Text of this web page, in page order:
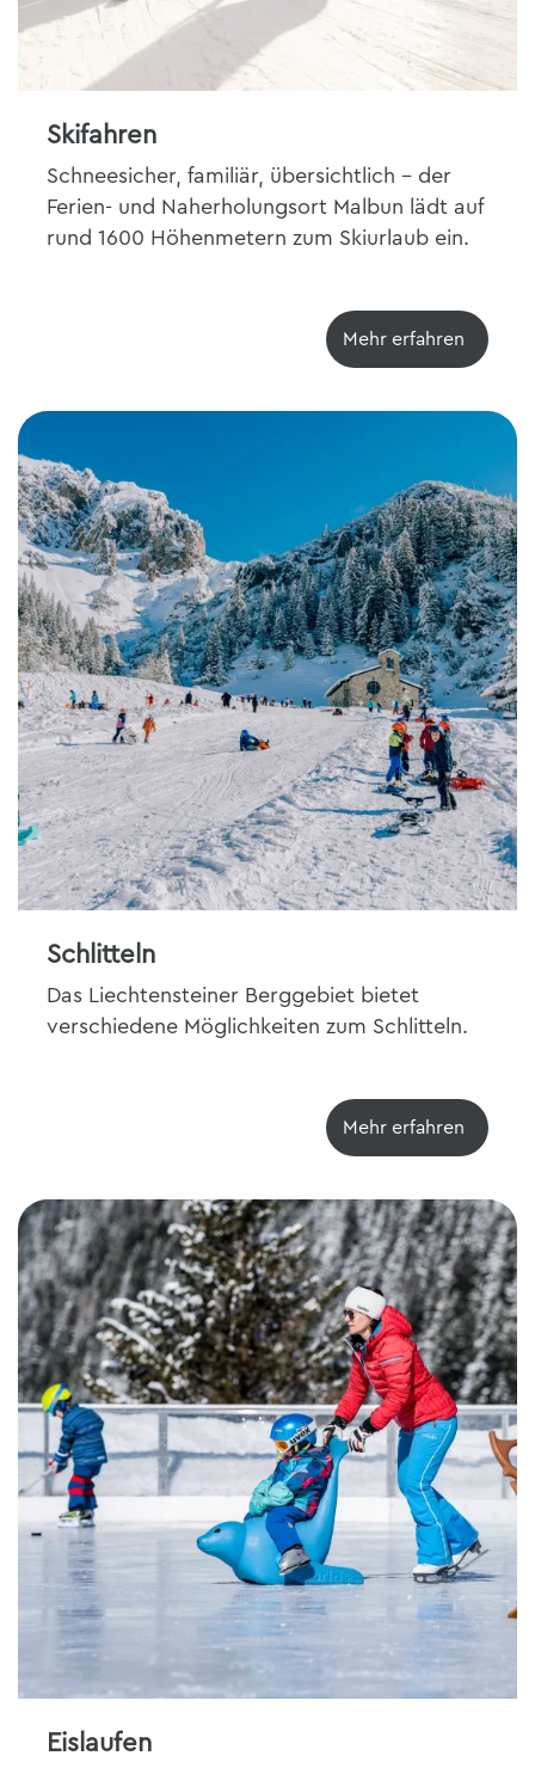
Skifahren
Schneesicher, familiär, übersichtlich – der
Ferien- und Naherholungsort Malbun lädt auf
rund 1600 Höhenmetern zum Skiurlaub ein.
Mehr erfahren
Schlitteln
Das Liechtensteiner Berggebiet bietet
verschiedene Möglichkeiten zum Schlitteln.
Mehr erfahren
Eislaufen